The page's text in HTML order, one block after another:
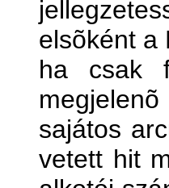
elsõként a
ha csak
sajátos
vetett hit